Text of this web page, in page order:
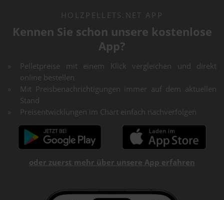
HOLZPELLETS.NET APP
Kennen Sie schon unsere kostenlose
App?
Pelletpreise mit einem Klick vergleichen und direkt
online bestellen
Mit Preisbenachrichtigungen immer auf dem aktuellen
Stand
Preisentwicklungen im Chart einfach nachverfolgen
oder zuerst mehr über unsere App erfahren